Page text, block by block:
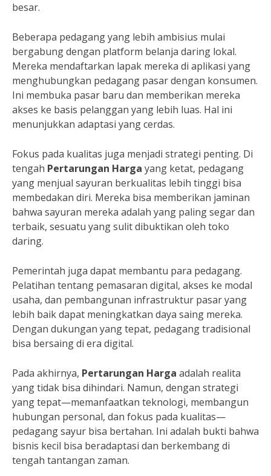
besar.
Beberapa pedagang yang lebih ambisius mulai
bergabung dengan platform belanja daring lokal.
Mereka mendaftarkan lapak mereka di aplikasi yang
menghubungkan pedagang pasar dengan konsumen.
Ini membuka pasar baru dan memberikan mereka
akses ke basis pelanggan yang lebih luas. Hal ini
menunjukkan adaptasi yang cerdas.
Fokus pada kualitas juga menjadi strategi penting. Di
tengah Pertarungan Harga yang ketat, pedagang
yang menjual sayuran berkualitas lebih tinggi bisa
membedakan diri. Mereka bisa memberikan jaminan
bahwa sayuran mereka adalah yang paling segar dan
terbaik, sesuatu yang sulit dibuktikan oleh toko
daring.
Pemerintah juga dapat membantu para pedagang.
Pelatihan tentang pemasaran digital, akses ke modal
usaha, dan pembangunan infrastruktur pasar yang
lebih baik dapat meningkatkan daya saing mereka.
Dengan dukungan yang tepat, pedagang tradisional
bisa bersaing di era digital.
Pada akhirnya, Pertarungan Harga adalah realita
yang tidak bisa dihindari. Namun, dengan strategi
yang tepat—memanfaatkan teknologi, membangun
hubungan personal, dan fokus pada kualitas—
pedagang sayur bisa bertahan. Ini adalah bukti bahwa
bisnis kecil bisa beradaptasi dan berkembang di
tengah tantangan zaman.